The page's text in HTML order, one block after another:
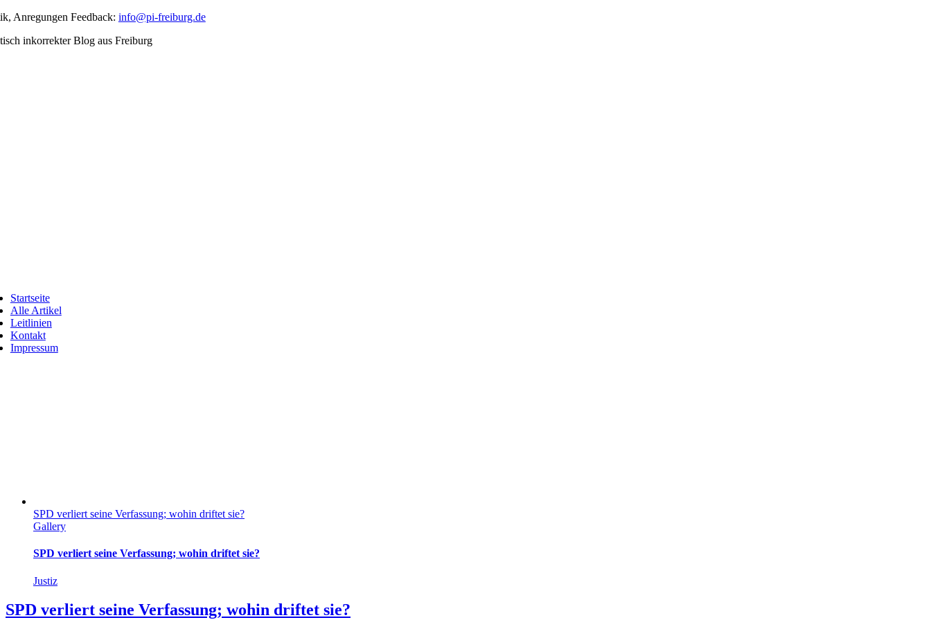
Skip
content
Anregungen Feedback: info@pi-freiburg.de
inkorrekter Blog aus Freiburg
Startseite
Alle Artikel
Leitlinien
Kontakt
Impressum
SPD verliert seine Verfassung; wohin driftet sie?
Gallery
SPD verliert seine Verfassung; wohin driftet sie?
Justiz
SPD verliert seine Verfassung; wohin driftet sie?